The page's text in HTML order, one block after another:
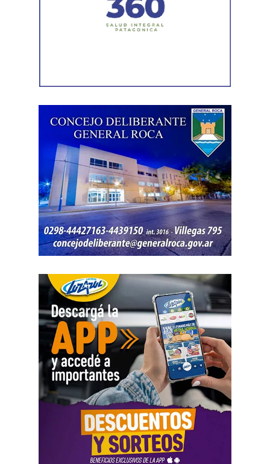
participación de sus cursos mediante un formulario de
inscripción, con el fin de organizar recorridos y franjas
acompañar a quienes deseen realizar la preinscripción a
alguna de las carreras de la Universidad.
Entre las propuestas académicas que estarán
representadas se encuentran Arquitectura, Diseño
Industrial, Diseño de Interiores y Mobiliario, Licenciatura
en Diseño Visual, Ingeniería en Alimentos, Ingeniería en
Biotecnología, Medicina Veterinaria, Odontología,
Licenciatura en Artes Visuales, Licenciatura en
Administración de Empresas, Licenciatura en Comercio
Exterior, Licenciatura en Criminología y Ciencias
Paleontología, Profesorado de Nivel Medio y Superior en
Biología, Tecnicatura Universitaria en Hidrocarburos,
Tecnicatura Superior en Mantenimiento Industrial y
Tecnicatura Universitaria en Enología, Bebidas
Fermentadas y Destiladas.
Por consultas, comunicarse
vidaestudiantil.avyvm@unrn.edu.ar,
Fundación YPF dirá presente
con propuestas interactivas
En esta nueva edición, se desarrollarán actividades